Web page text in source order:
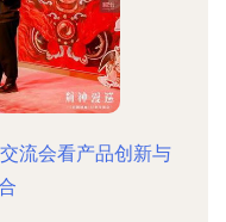
流会看产品创新与